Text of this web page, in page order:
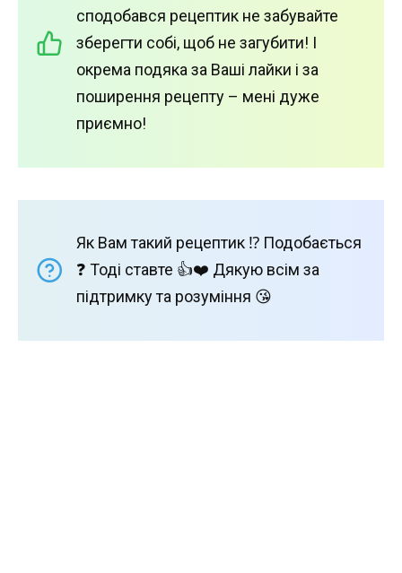
сподобався рецептик не забувайте
зберегти собі, щоб не загубити! І
окрема подяка за Ваші лайки і за
поширення рецепту – мені дуже
приємно!
Як Вам такий рецептик ⁉️ Подобається
❓ Тоді ставте 👍❤️ Дякую всім за
підтримку та розуміння 😘